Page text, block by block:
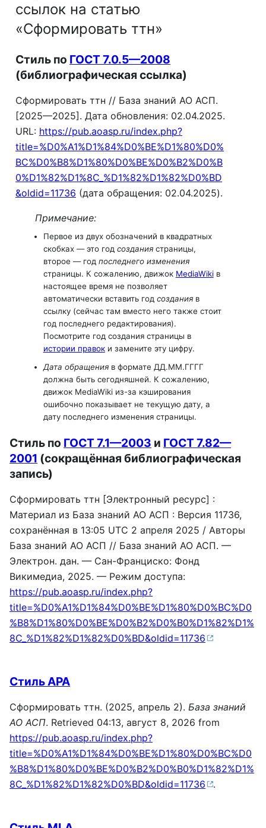
ссылок на статью
«Сформировать ттн»
Стиль по ГОСТ 7.0.5—2008
(библиографическая ссылка)
Сформировать ттн // База знаний АО АСП.
[2025—2025]. Дата обновления: 02.04.2025.
URL: https://pub.aoasp.ru/index.php?
title=%D0%A1%D1%84%D0%BE%D1%80%D0%
BC%D0%B8%D1%80%D0%BE%D0%B2%D0%B
0%D1%82%D1%8C_%D1%82%D1%82%D0%BD
&oldid=11736 (дата обращения: 02.04.2025).
Примечание:
Первое из двух обозначений в квадратных
скобках — это год созданиястраницы,
второе — год последнего изменения
страницы. К сожалению, движок MediaWikiв
настоящее время не позволяет
автоматически вставить год созданияв
ссылку (сейчас там вместо него также стоит
год последнего редактирования).
Посмотрите год создания страницы в
истории правоки замените эту цифру.
Дата обращенияв формате ДД.ММ.ГГГГ
должна быть сегодняшней. К сожалению,
движок MediaWiki из-за кэширования
ошибочно показывает не текущую дату, а
дату последнего изменения страницы.
Стиль по ГОСТ 7.1—2003 и ГОСТ 7.82—
2001 (сокращённая библиографическая
запись)
Сформировать ттн [Электронный ресурс] :
Материал из База знаний АО АСП : Версия 11736,
сохранённая в 13:05 UTC 2 апреля 2025 / Авторы
База знаний АО АСП // База знаний АО АСП. —
Электрон. дан. — Сан-Франциско: Фонд
Викимедиа, 2025. — Режим доступа:
https://pub.aoasp.ru/index.php?
title=%D0%A1%D1%84%D0%BE%D1%80%D0%BC%D0
%B8%D1%80%D0%BE%D0%B2%D0%B0%D1%82%D1%
8C_%D1%82%D1%82%D0%BD&oldid=11736
Стиль APA
Сформировать ттн. (2025, апрель 2). База знаний
АО АСП. Retrieved 04:13, август 8, 2026 from
https://pub.aoasp.ru/index.php?
title=%D0%A1%D1%84%D0%BE%D1%80%D0%BC%D0
%B8%D1%80%D0%BE%D0%B2%D0%B0%D1%82%D1%
8C_%D1%82%D1%82%D0%BD&oldid=11736
.